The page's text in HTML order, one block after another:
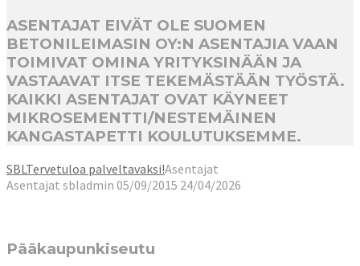
ASENTAJAT EIVÄT OLE SUOMEN
BETONILEIMASIN OY:N ASENTAJIA VAAN
TOIMIVAT OMINA YRITYKSINÄÄN JA
VASTAAVAT ITSE TEKEMÄSTÄÄN TYÖSTÄ.
KAIKKI ASENTAJAT OVAT KÄYNEET
MIKROSEMENTTI/NESTEMÄINEN
KANGASTAPETTI KOULUTUKSEMME.
SBLTervetuloa palveltavaksi!Asentajat
Asentajat sbladmin 05/09/2015 24/04/2026
Pääkaupunkiseutu